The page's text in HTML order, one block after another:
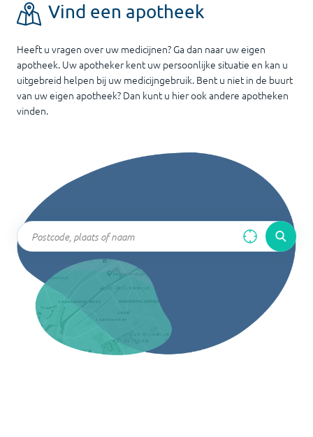
Vind een apotheek
Heeft u vragen over uw medicijnen? Ga dan naar uw eigen
apotheek. Uw apotheker kent uw persoonlijke situatie en kan u
uitgebreid helpen bij uw medicijngebruik. Bent u niet in de buurt
van uw eigen apotheek? Dan kunt u hier ook andere apotheken
vinden.